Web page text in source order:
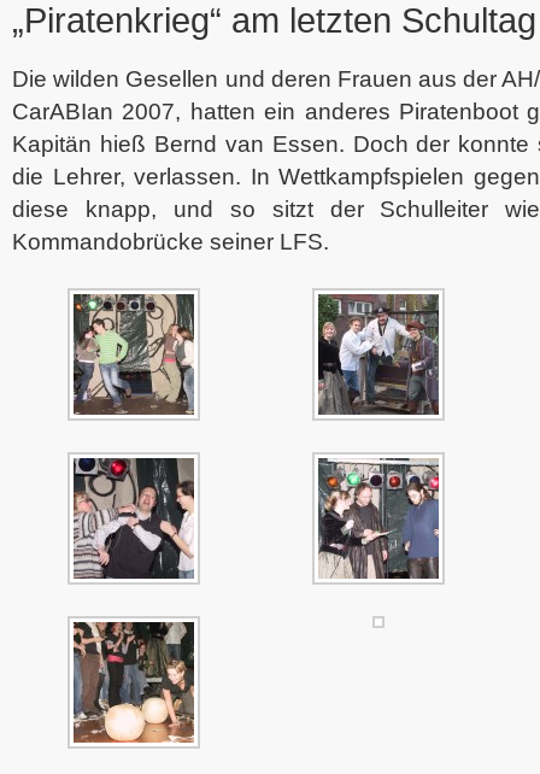
„Piratenkrieg“ am letzten
Die wilden Gesellen und deren Frauen aus der
CarABIan 2007, hatten ein anderes Piratenboot
Kapitän hieß Bernd van Essen. Doch der konnte
die Lehrer, verlassen. In Wettkampfspielen
diese knapp, und so sitzt der Schulleiter
Kommandobrücke seiner LFS.